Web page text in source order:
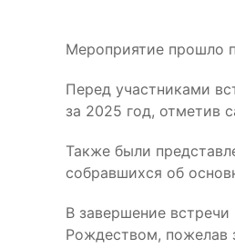
Мероприятие прошло
Перед участниками
за 2025 год, отметив
Также были
собравшихся об
В завершение
Рождеством, пожелав